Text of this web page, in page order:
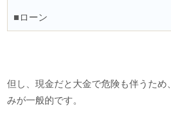
■ローン
但し、現金だと大金で危険も伴うため
みが一般的です。